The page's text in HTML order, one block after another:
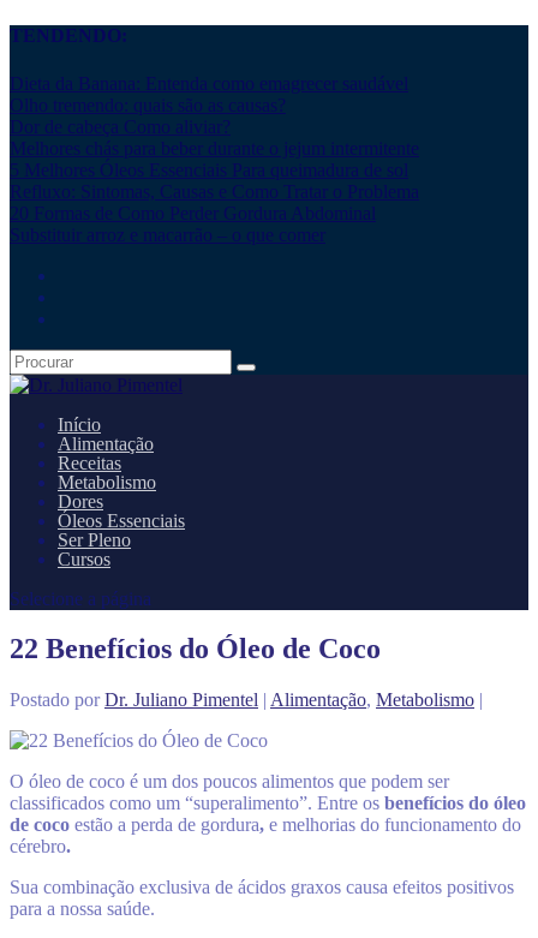
TENDENDO:
Dieta da Banana: Entenda como emagrecer saudável
Olho tremendo: quais são as causas?
Dor de cabeça Como aliviar?
Melhores chás para beber durante o jejum intermitente
5 Melhores Óleos Essenciais Para queimadura de sol
Refluxo: Sintomas, Causas e Como Tratar o Problema
20 Formas de Como Perder Gordura Abdominal
Substituir arroz e macarrão – o que comer
Início
Alimentação
Receitas
Metabolismo
Dores
Óleos Essenciais
Ser Pleno
Cursos
Selecione a página
22 Benefícios do Óleo de Coco
Postado porDr. Juliano Pimentel | Alimentação, Metabolismo |
O óleo de coco é um dos poucos alimentos que podem ser
classificados como um “superalimento”. Entre os benefícios do óleo
de coco estão a perda de gordura, e melhorias do funcionamento do
cérebro.
Sua combinação exclusiva de ácidos graxos causa efeitos positivos
para a nossa saúde.